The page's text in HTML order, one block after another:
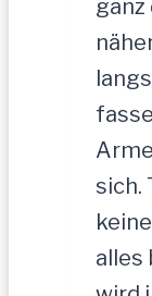
ganz
sich.
alles